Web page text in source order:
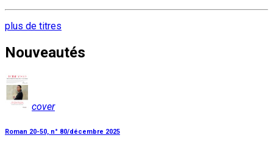
plus de titres
Nouveautés
cover
Roman 20-50, n° 80/décembre 2025